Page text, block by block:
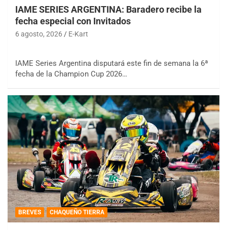
IAME SERIES ARGENTINA: Baradero recibe la
fecha especial con Invitados
6 agosto, 2026 E-Kart
IAME Series Argentina disputará este fin de semana la 6ª
fecha de la Champion Cup 2026…
BREVES CHAQUEÑO TIERRA